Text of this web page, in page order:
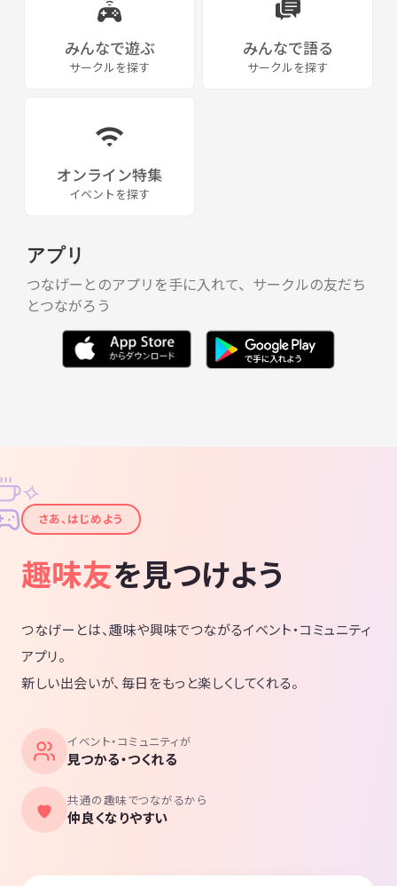
みんなで遊ぶ
サークルを探す
みんなで語る
サークルを探す
オンライン特集
イベントを探す
アプリ
つなげーとのアプリを手に入れて、サークルの友だち
とつながろう
✦
✧
さあ、はじめよう
趣味友を見つけよう
つなげーとは、趣味や興味でつながるイベント・コミュニティ
アプリ。
新しい出会いが、毎日をもっと楽しくしてくれる。
イベント・コミュニティが
見つかる・つくれる
共通の趣味でつながるから
仲良くなりやすい